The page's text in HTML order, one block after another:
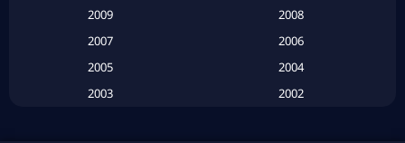
2009
2008
2007
2006
2005
2004
2003
2002